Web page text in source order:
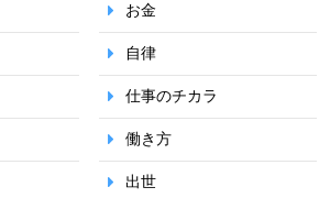
お金
自律
仕事のチカラ
働き方
出世